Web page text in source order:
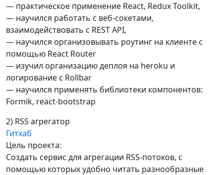
— практическое применение React, Redux Toolkit,
— научился работать с веб-сокетами,
взаимодействовать с REST API,
— научился организовывать роутинг на клиенте с
помощью React Router
— изучил организацию деплоя на heroku и
логирование с Rollbar
— научился применять библиотеки компонентов:
Formik, react-bootstrap
2) RSS агрегатор
Гитхаб
Цель проекта:
Создать сервис для агрегации RSS-потоков, с
помощью которых удобно читать разнообразные